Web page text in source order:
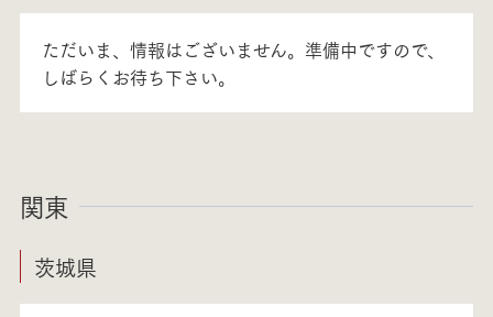
ただいま、情報はございません。準備中ですので、
しばらくお待ち下さい。
関東
茨城県